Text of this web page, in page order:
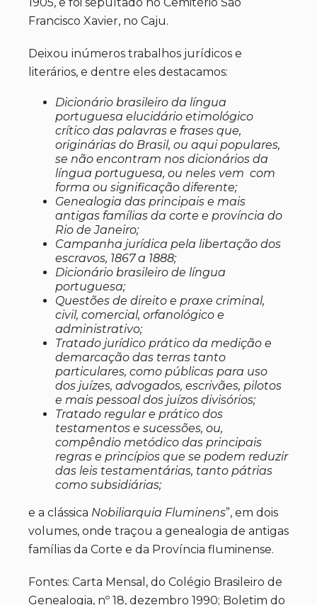
Francisco Xavier, no Caju.
Deixou inúmeros trabalhos jurídicos e
literários, e dentre eles destacamos:
Dicionário brasileiro da língua
portuguesa elucidário etimológico
crítico das palavras e frases que,
originárias do Brasil, ou aqui populares,
se não encontram nos dicionários da
língua portuguesa, ou neles vem com
forma ou significação diferente;
Genealogia das principais e mais
antigas famílias da corte e província do
Rio de Janeiro;
Campanha jurídica pela libertação dos
escravos, 1867 a 1888;
Dicionário brasileiro de língua
portuguesa;
Questões de direito e praxe criminal,
civil, comercial, orfanológico e
administrativo;
Tratado jurídico prático da medição e
demarcação das terras tanto
particulares, como públicas para uso
dos juízes, advogados, escrivães, pilotos
e mais pessoal dos juízos divisórios;
Tratado regular e prático dos
testamentos e sucessões, ou,
compêndio metódico das principais
regras e princípios que se podem reduzir
das leis testamentárias, tanto pátrias
como subsidiárias;
e a clássica Nobiliarquia Fluminens”, em dois
volumes, onde traçou a genealogia de antigas
famílias da Corte e da Província fluminense.
Fontes: Carta Mensal, do Colégio Brasileiro de
Genealogia, nº 18, dezembro 1990; Boletim do